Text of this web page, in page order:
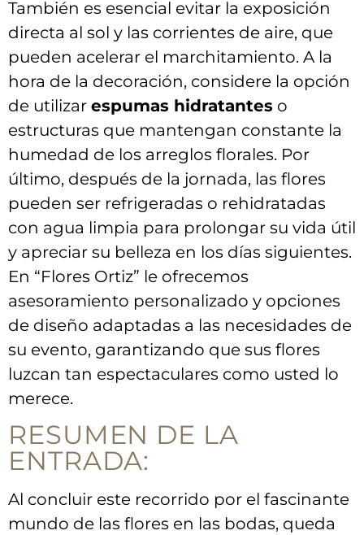
También es esencial evitar la exposición⁣
directa al sol‍ y las corrientes de aire, que
pueden acelerar el marchitamiento. A la
hora de la decoración,‍ considere la opción
de utilizar espumas hidratantes o
estructuras que mantengan constante ⁢la
humedad de los‌ arreglos florales. Por
último, después ⁢de la jornada, las flores
pueden ser refrigeradas o rehidratadas
con agua‌ limpia ​para prolongar ⁣su vida útil
‍y apreciar su⁤ belleza en los días siguientes.
‌En‌ “Flores Ortiz” le ofrecemos
asesoramiento⁢ personalizado y opciones
de diseño adaptadas ​a las necesidades de
su evento, garantizando que sus flores
luzcan tan ⁤espectaculares‌ como usted lo
merece.
RESUMEN DE‌ LA​
ENTRADA:
Al‌ concluir​ este recorrido por el fascinante
mundo ‌de las flores⁢ en las ⁣bodas, ⁢queda